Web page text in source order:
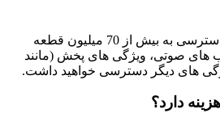
با اشتراک پرمیوم شما به دسترسی به بیش از 70 میلیون قطعه
‌های صوتی، ویژ‌گی‌ های پخش (مانند
‌های دیگر دسترسی خواهید داشت.
دارد؟